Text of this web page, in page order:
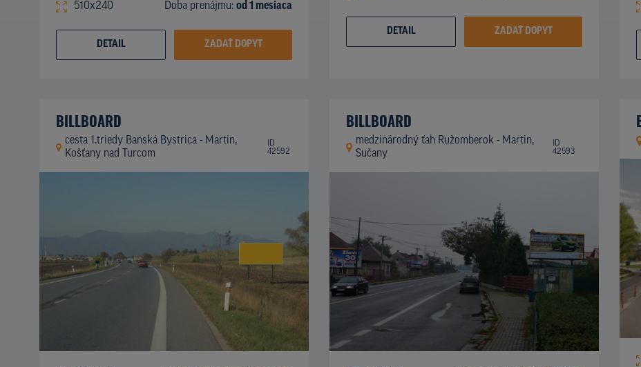
510x240 Doba prenájmu: od 1 mesiaca
DETAIL ZADAŤ DOPYT
DETAIL ZADAŤ DOPYT
BILLBOARD
cesta 1.triedy Banská Bystrica - Martin,
Košťany nad Turcom
ID
42592
BILLBOARD
medzinárodný ťah Ružomberok - Martin,
Sučany
ID
42593